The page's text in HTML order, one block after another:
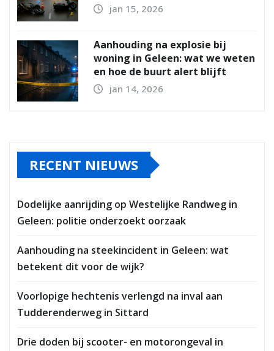
jan 15, 2026
Aanhouding na explosie bij
woning in Geleen: wat we weten
en hoe de buurt alert blijft
jan 14, 2026
RECENT NIEUWS
Dodelijke aanrijding op Westelijke Randweg in
Geleen: politie onderzoekt oorzaak
Aanhouding na steekincident in Geleen: wat
betekent dit voor de wijk?
Voorlopige hechtenis verlengd na inval aan
Tudderenderweg in Sittard
Drie doden bij scooter- en motorongeval in